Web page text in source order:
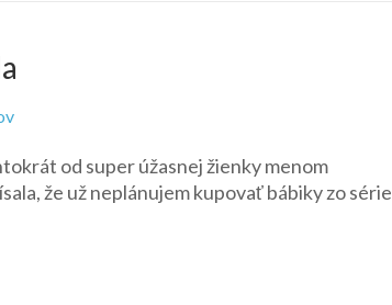
na
DOTW
Mexican
od super úžasnej žienky menom
že už neplánujem kupovať bábiky zo série